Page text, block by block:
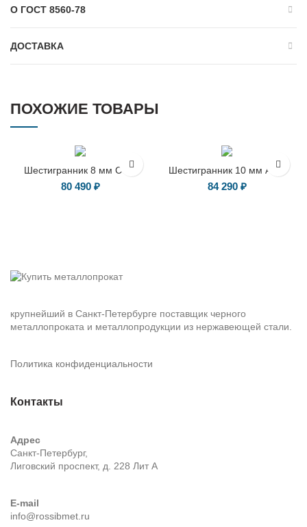
О ГОСТ 8560-78
ДОСТАВКА
ПОХОЖИЕ ТОВАРЫ
Шестигранник 8 мм Ст35
80 490 ₽
Шестигранник 10 мм А-12
84 290 ₽
крупнейший в Санкт-Петербурге поставщик черного
металлопроката и металлопродукции из нержавеющей стали.
Политика конфиденциальности
Контакты
Адрес
Санкт-Петербург,
Лиговский проспект, д. 228 Лит А
E-mail
info@rossibmet.ru